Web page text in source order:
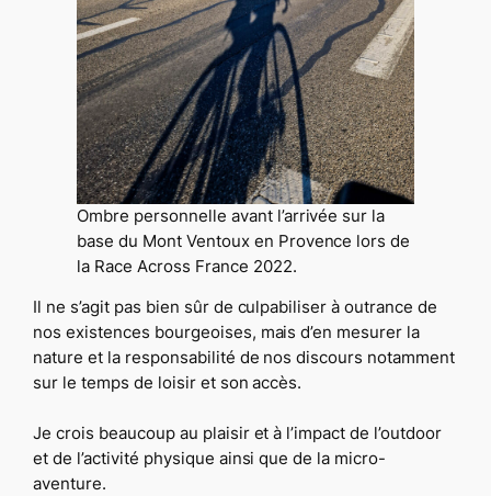
Ombre personnelle avant l’arrivée sur la
base du Mont Ventoux en Provence lors de
la Race Across France 2022.
Il ne s’agit pas bien sûr de culpabiliser à outrance de
nos existences bourgeoises, mais d’en mesurer la
nature et la responsabilité de nos discours notamment
sur le temps de loisir et son accès.
Je crois beaucoup au plaisir et à l’impact de l’outdoor
et de l’activité physique ainsi que de la micro-
aventure.